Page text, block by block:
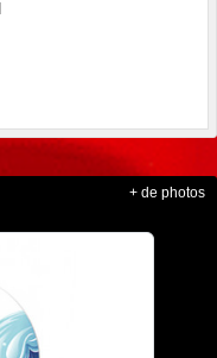
+ de photos